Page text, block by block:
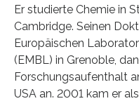
Er studierte Chemie in
Cambridge. Seinen
Europäischen
(EMBL) in Grenoble,
Forschungsaufenthalt
USA an. 2001 kam er